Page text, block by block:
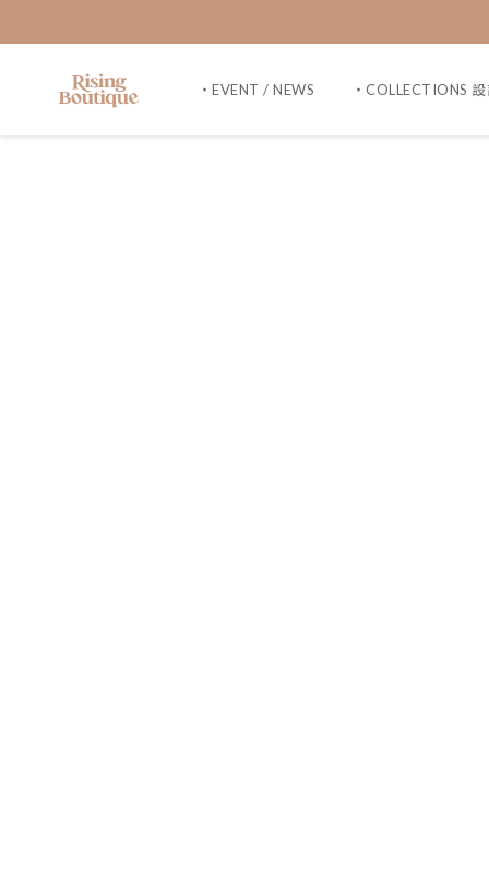
・EVENT / NEWS ・COLLECTIONS